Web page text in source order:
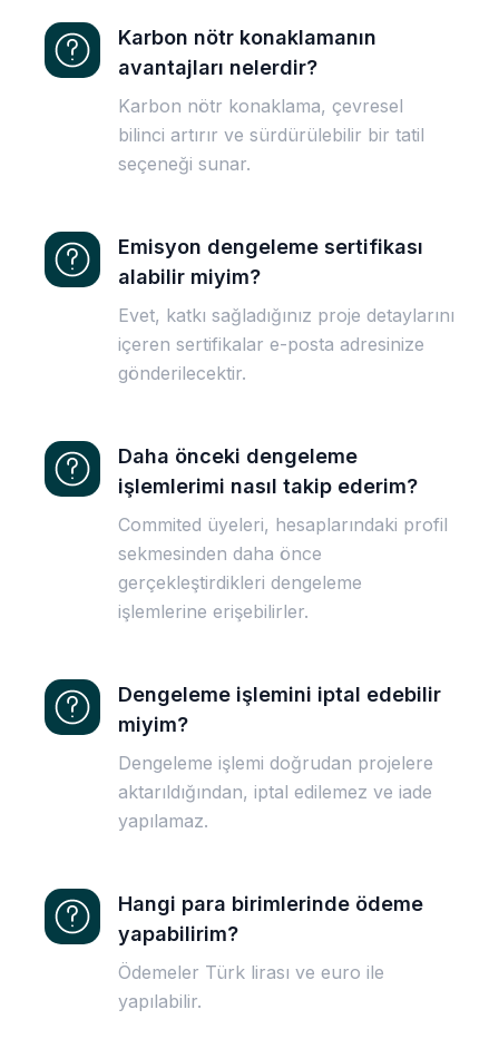
Karbon nötr konaklamanın
avantajları nelerdir?
Karbon nötr konaklama, çevresel
bilinci artırır ve sürdürülebilir bir tatil
seçeneği sunar.
Emisyon dengeleme sertifikası
alabilir miyim?
Evet, katkı sağladığınız proje detaylarını
içeren sertifikalar e-posta adresinize
gönderilecektir.
Daha önceki dengeleme
işlemlerimi nasıl takip ederim?
Commited üyeleri, hesaplarındaki profil
sekmesinden daha önce
gerçekleştirdikleri dengeleme
işlemlerine erişebilirler.
Dengeleme işlemini iptal edebilir
miyim?
Dengeleme işlemi doğrudan projelere
aktarıldığından, iptal edilemez ve iade
yapılamaz.
Hangi para birimlerinde ödeme
yapabilirim?
Ödemeler Türk lirası ve euro ile
yapılabilir.